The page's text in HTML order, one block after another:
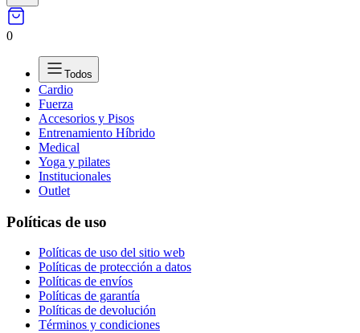
0
Todos
Cardio
Fuerza
Accesorios y Pisos
Entrenamiento Híbrido
Medical
Yoga y pilates
Institucionales
Outlet
Políticas de uso
Políticas de uso del sitio web
Políticas de protección a datos
Políticas de envíos
Políticas de garantía
Políticas de devolución
Términos y condiciones